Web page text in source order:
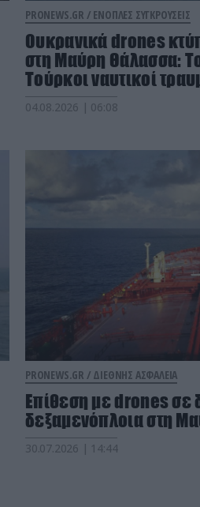
PRONEWS.GR / ΕΝΟΠΛΕΣ ΣΥΓΚΡΟΥΣΕΙΣ
Ουκρανικά drones
στη Μαύρη Θάλασσα:
Τούρκοι ναυτικοί
04.08.2026 | 06:08
PRONEWS.GR / ΔΙΕΘΝΗΣ ΑΣΦΑΛΕΙΑ
Επίθεση με drones σε
δεξαμενόπλοια στη
30.07.2026 | 14:44